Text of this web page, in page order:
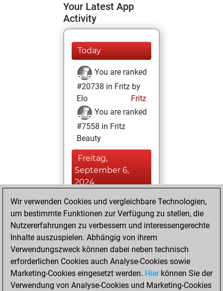
Your Latest App
Activity
Today
You are ranked
#20738 in Fritz by
Elo
Fritz
You are ranked
#7558 in Fritz
Beauty
Freitag,
September 6,
2024
You achieved a
BeautyScore of 34
Fritz
achieved a new Elo
of 1555
Samstag, August
Wir verwenden Cookies und vergleichbare Technologien,
um bestimmte Funktionen zur Verfügung zu stellen, die
Nutzererfahrungen zu verbessern und interessengerechte
Inhalte auszuspielen. Abhängig von ihrem
Verwendungszweck können dabei neben technisch
erforderlichen Cookies auch Analyse-Cookies sowie
Marketing-Cookies eingesetzt werden. Hierkönnen Sie der
Verwendung von Analyse-Cookies und Marketing-Cookies